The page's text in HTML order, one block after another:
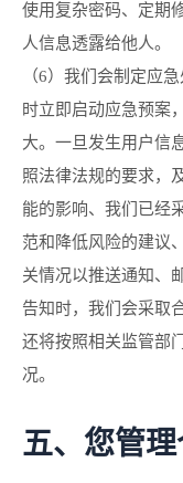
使用复杂密码、定期
人信息透露给他人。
（6）我们会制定应
时立即启动应急预案
大。一旦发生用户信
照法律法规的要求，
能的影响、我们已经
范和降低风险的建议
关情况以推送通知、
告知时，我们会采取
还将按照相关监管部
况。
五、您管